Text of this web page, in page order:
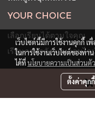
YOUR CHOICE
เลือกเรียนได้ตามใจคุณ
เรียนภาษาอังกฤษออนไลน์
© Copyright
เว็บไซต์นี้มีการใช้งานคุกกี้
ในการใช้งานเว็บไซต์ของท่า
ได้ที่นโยบายความเป็นส่วนตัว
ตั้งค่าคุกกี้